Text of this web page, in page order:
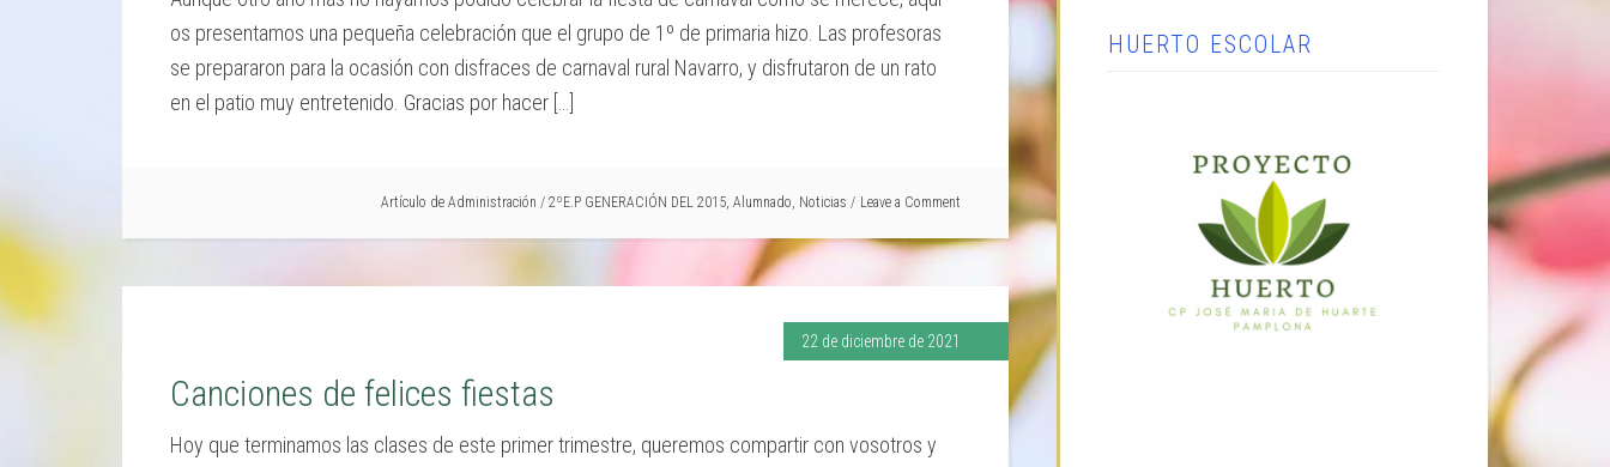
os presentamos una pequeña celebración que el grupo de 1º de primaria hizo. Las profesoras
se prepararon para la ocasión con disfraces de carnaval rural Navarro, y disfrutaron de un rato
en el patio muy entretenido. Gracias por hacer […]
Artículo de Administración / 2ºE.P GENERACIÓN DEL 2015, Alumnado, Noticias Leave a Comment
22 de diciembre de 2021
Canciones de felices fiestas
Hoy que terminamos las clases de este primer trimestre, queremos compartir con vosotros y
HUERTO ESCOLAR